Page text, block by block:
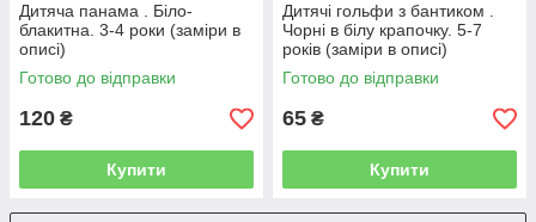
Дитяча панама . Біло-
блакитна. 3-4 роки (заміри в
описі)
Готово до відправки
120 ₴
Купити
Дитячі гольфи з бантиком .
Чорні в білу крапочку. 5-7
років (заміри в описі)
Готово до відправки
65 ₴
Купити